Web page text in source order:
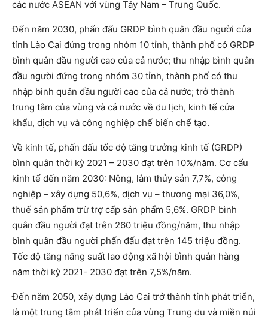
các nước ASEAN với vùng Tây Nam – Trung Quốc.
Đến năm 2030, phấn đấu GRDP bình quân đầu người của
tỉnh Lào Cai đứng trong nhóm 10 tỉnh, thành phố có GRDP
bình quân đầu người cao của cả nước; thu nhập bình quân
đầu người đứng trong nhóm 30 tỉnh, thành phố có thu
nhập bình quân đầu người cao của cả nước; trở thành
trung tâm của vùng và cả nước về du lịch, kinh tế cửa
khẩu, dịch vụ và công nghiệp chế biến chế tạo.
Về kinh tế, phấn đấu tốc độ tăng trưởng kinh tế (GRDP)
bình quân thời kỳ 2021 – 2030 đạt trên 10%/năm. Cơ cấu
kinh tế đến năm 2030: Nông, lâm thủy sản 7,7%, công
nghiệp – xây dựng 50,6%, dịch vụ – thương mại 36,0%,
thuế sản phẩm trừ trợ cấp sản phẩm 5,6%. GRDP bình
quân đầu người đạt trên 260 triệu đồng/năm, thu nhập
bình quân đầu người phấn đấu đạt trên 145 triệu đồng.
Tốc độ tăng năng suất lao động xã hội bình quân hàng
năm thời kỳ 2021- 2030 đạt trên 7,5%/năm.
Đến năm 2050, xây dựng Lào Cai trở thành tỉnh phát triển,
là một trung tâm phát triển của vùng Trung du và miền núi